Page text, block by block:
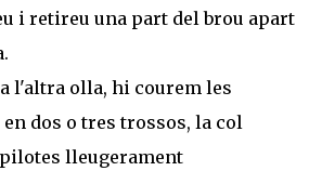
i retireu una part del brou apart
l'altra olla, hi courem les
dos o tres trossos, la col
lleugerament